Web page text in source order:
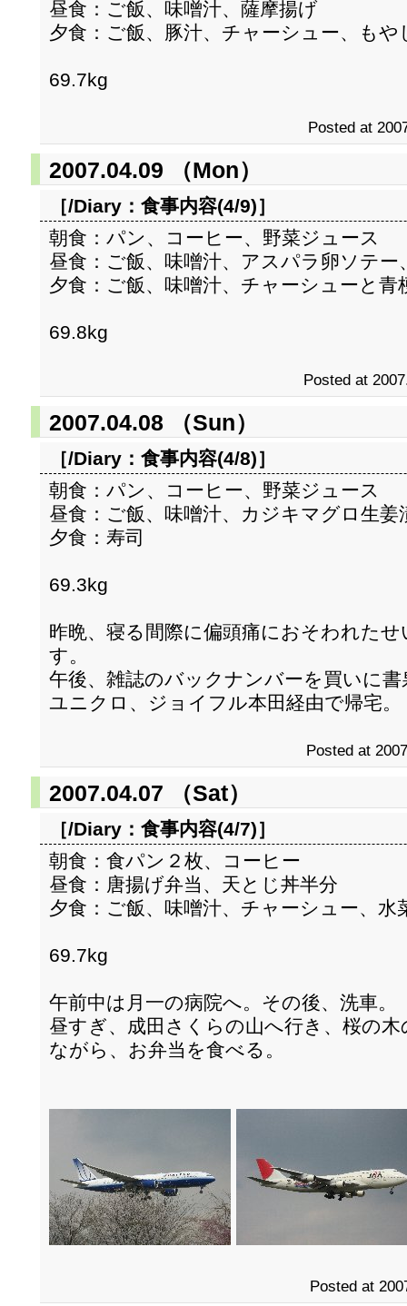
昼食：ご飯、味噌汁、薩摩揚げ
夕食：ご飯、豚汁、チャーシュー、もや
69.7kg
Posted at
2007.04.09 （Mon）
［/Diary： 食事内容(4/9)］
朝食：パン、コーヒー、野菜ジュース
昼食：ご飯、味噌汁、アスパラ卵ソテ
夕食：ご飯、味噌汁、チャーシューと
69.8kg
Posted at
2007.04.08 （Sun）
［/Diary： 食事内容(4/8)］
朝食：パン、コーヒー、野菜ジュース
昼食：ご飯、味噌汁、カジキマグロ生姜
夕食：寿司
69.3kg
昨晩、寝る間際に偏頭痛におそわれた
す。
午後、雑誌のバックナンバーを買いに
ユニクロ、ジョイフル本田経由で帰宅。
Posted at
2007.04.07 （Sat）
［/Diary： 食事内容(4/7)］
朝食：食パン２枚、コーヒー
昼食：唐揚げ弁当、天とじ丼半分
夕食：ご飯、味噌汁、チャーシュー、水
69.7kg
午前中は月一の病院へ。その後、洗車。
昼すぎ、成田さくらの山へ行き、桜の
ながら、お弁当を食べる。
Posted at